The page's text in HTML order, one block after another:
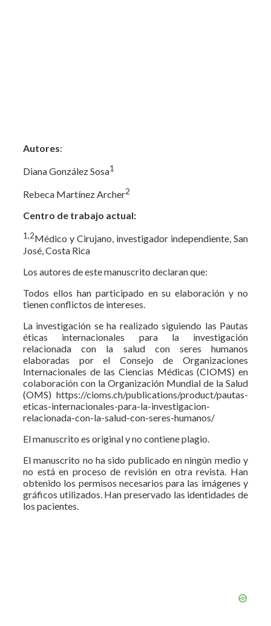
Autores:
Diana González Sosa1
Rebeca Martínez Archer2
Centro de trabajo actual:
1,2Médico y Cirujano, investigador independiente, San
José, Costa Rica
Los autores de este manuscrito declaran que:
Todos ellos han participado en su elaboración y no
tienen conflictos de intereses.
La investigación se ha realizado siguiendo las Pautas
éticas internacionales para la investigación
relacionada con la salud con seres humanos
elaboradas por el Consejo de Organizaciones
Internacionales de las Ciencias Médicas (CIOMS) en
colaboración con la Organización Mundial de la Salud
(OMS) https://cioms.ch/publications/product/pautas-
eticas-internacionales-para-la-investigacion-
relacionada-con-la-salud-con-seres-humanos/
El manuscrito es original y no contiene plagio.
El manuscrito no ha sido publicado en ningún medio y
no está en proceso de revisión en otra revista. Han
obtenido los permisos necesarios para las imágenes y
gráficos utilizados. Han preservado las identidades de
los pacientes.